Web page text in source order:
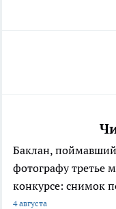
Баклан,
фотографу третье
конкурсе: снимок
4 августа